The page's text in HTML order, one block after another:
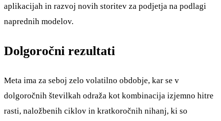
aplikacijah in razvoj novih storitev za podjetja na podlagi
naprednih modelov.
Dolgoročni rezultati
Meta ima za seboj zelo volatilno obdobje, kar se v
dolgoročnih številkah odraža kot kombinacija izjemno hitre
rasti, naložbenih ciklov in kratkoročnih nihanj, ki so